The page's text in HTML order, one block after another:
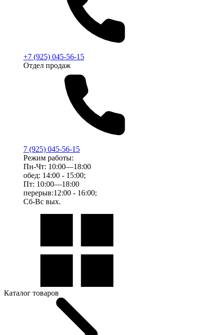
+7 (925) 045-56-15
Отдел продаж
7 (925) 045-56-15
Режим работы:
Пн-Чт: 10:00—18:00
обед: 14:00 - 15:00;
Пт: 10:00—18:00
перерыв:12:00 - 16:00;
Сб-Вс вых.
Каталог товаров